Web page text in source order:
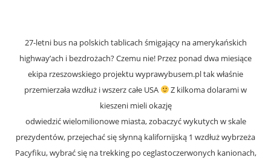
27-letni bus na polskich tablicach śmigający na amerykańskich
highway’ach i bezdrożach? Czemu nie! Przez ponad dwa miesiące
ekipa rzeszowskiego projektu wyprawybusem.pl tak właśnie
przemierzała wzdłuż i wszerz całe USA
Z kilkoma dolarami w
kieszeni mieli okazję
odwiedzić wielomilionowe miasta, zobaczyć wykutych w skale
prezydentów, przejechać się słynną kalifornijską 1 wzdłuż wybrzeża
Pacyfiku, wybrać się na trekking po ceglastoczerwonych kanionach,